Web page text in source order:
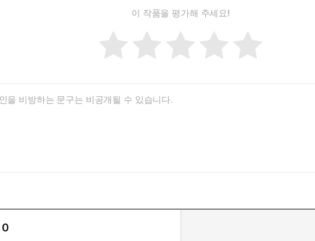
도 따뜻하고 진지한 태도로 희망을 말하는 작가이다. 『누구야, 너는?』에서
에게서 인정받지 못한 깊은 상처 때문에 현우를 다그치게 된 엄마를 이해하고
다고 고백하며 이렇게 말한다.
큰 사랑을 갖고 있으면서도 아이에게 그걸 잘 표현 못 해요. 남과 늘 비교당하
마찬가지랍니다.”
우 엄마와 그런 엄마를 위해 열심히 살아가려고 애쓰는 현우를 보여주며 부모
정에서 크고 작은 상처들을 받을 수 있기 때문이다. 세상의 모든 아이들이 행
는 아이와 함께 부모님들도 꼭 읽을 필요가 있는 동화이다.
이 작품을 평가해 주세요!
0